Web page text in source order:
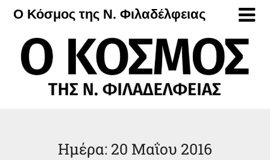
Μετάβαση
περιεχόμενο
Ο Κόσμος της Ν. Φιλαδέλφειας
Ημέρα: 20 Μαΐου 2016